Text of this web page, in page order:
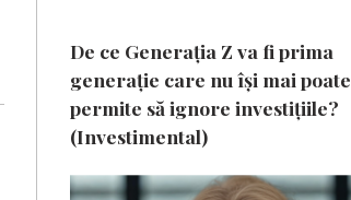
De ce Generația Z va fi prima
generație care nu își mai poate
permite să ignore investițiile?
(Investimental)